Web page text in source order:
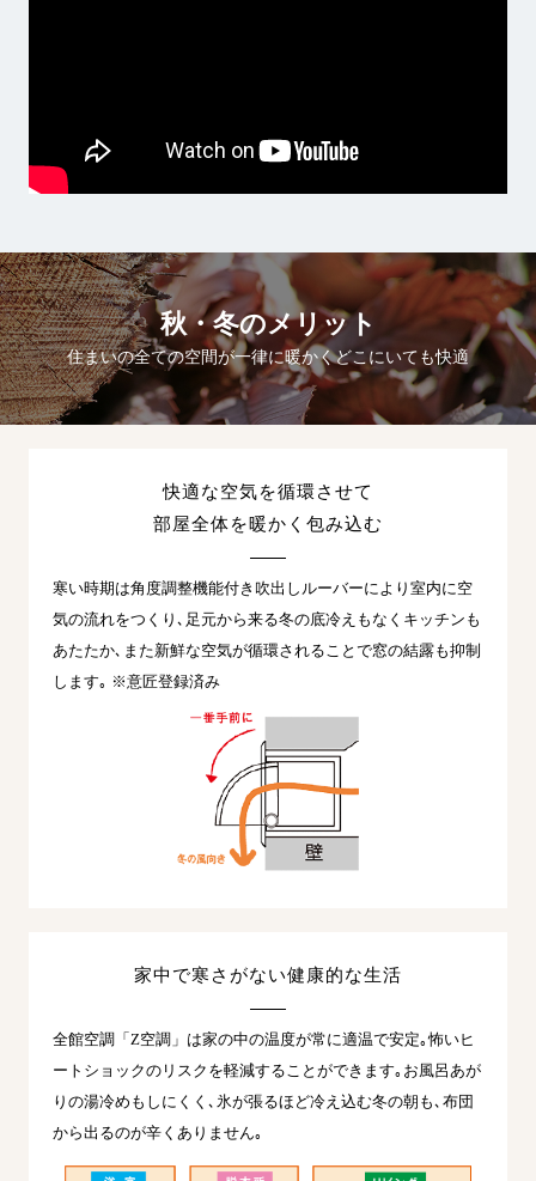
秋・冬のメリット
住まいの全ての空間が一律に暖かくどこにいても快適
快適な空気を循環させて
部屋全体を暖かく包み込む
寒い時期は角度調整機能付き吹出しルーバーにより室内に空
気の流れをつくり､足元から来る冬の底冷えもなくキッチンも
あたたか､また新鮮な空気が循環されることで窓の結露も抑制
します｡ ※意匠登録済み
家中で寒さがない健康的な生活
全館空調「Z空調」は家の中の温度が常に適温で安定｡怖いヒ
ートショックのリスクを軽減することができます｡お風呂あが
りの湯冷めもしにくく､氷が張るほど冷え込む冬の朝も､布団
から出るのが辛くありません｡